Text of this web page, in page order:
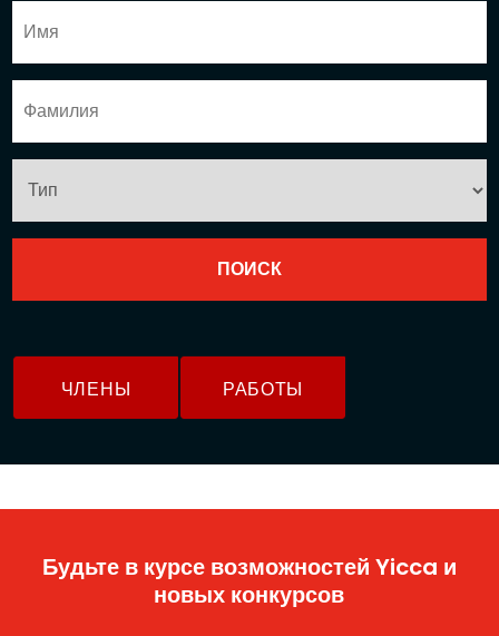
ЧЛЕНЫ РАБОТЫ
Будьте в курсе возможностей Yicca и
новых конкурсов